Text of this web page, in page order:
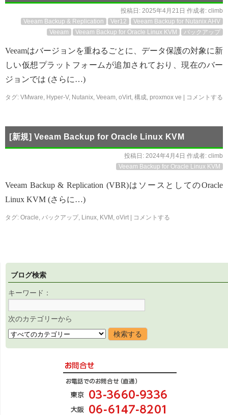
投稿日: 2025年4月21日 作成者: climb
Veeam Backup & Replication
Ver12
Veeam Backup for Nutanix AHV
Veeam
Veeam Backup for Oracle Linux KVM バックアップ
Veeamはバージョンを重ねるごとに、データ保護の対象に新
しい仮想プラットフォームが追加されており、現在のバー
ジョンでは (さらに…)
タグ: VMware, Hyper-V, Nutanix, Veeam, oVirt, 構成, proxmox ve コメントする
[新規] Veeam Backup for Oracle Linux KVM
投稿日: 2024年4月4日 作成者: climb
Veeam Backup for Oracle Linux KVM
Veeam Backup & Replication (VBR)はソースとしてのOracle
Linux KVM (さらに…)
タグ: Oracle, バックアップ, Linux, KVM , oVirt コメントする
ブログ検索
キーワード：
次のカテゴリーから